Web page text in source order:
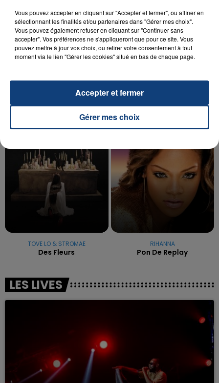
20 juillet 2026
UNE ADOLESCENTE DEVANT SE FAIRE
La famille a porté plainte contre la clinique qui a
reconnu sa responsabilité et présenté ses
excuses.
TITRES DIFFUSÉS
TOVE LO & STROMAE
Des Fleurs
RIHANNA
Pon De Replay
LES LIVES
Vous pouvez accepter en cliquant sur "Accepter et fermer", ou affiner en
sélectionnant les finalités et/ou partenaires dans "Gérer mes choix".
Vous pouvez également refuser en cliquant sur "Continuer sans
accepter". Vos préférences ne s'appliqueront que pour ce site. Vous
pouvez mettre à jour vos choix, ou retirer votre consentement à tout
moment via le lien "Gérer les cookies" situé en bas de chaque page.
Gérer mes choix
Accepter et fermer